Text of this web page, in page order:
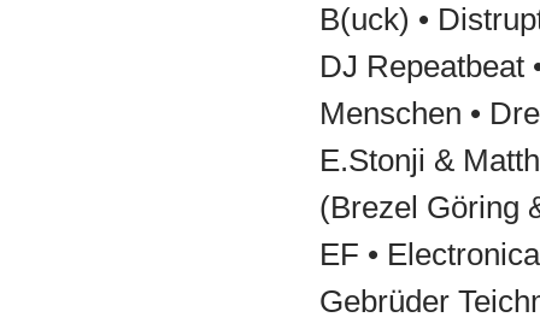
B(uck) •
DJ Repeatbeat
Menschen •
E.Stonji &
(Brezel Göring
EF •
Gebrüder